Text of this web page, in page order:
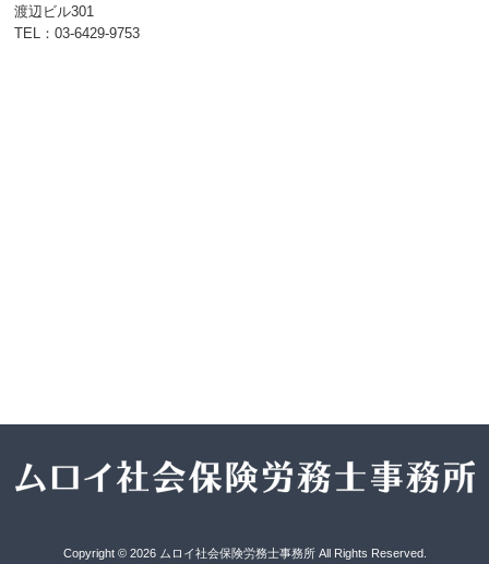
渡辺ビル301
TEL：03-6429-9753
Copyright © 2026 ムロイ社会保険労務士事務所 All Rights Reserved.